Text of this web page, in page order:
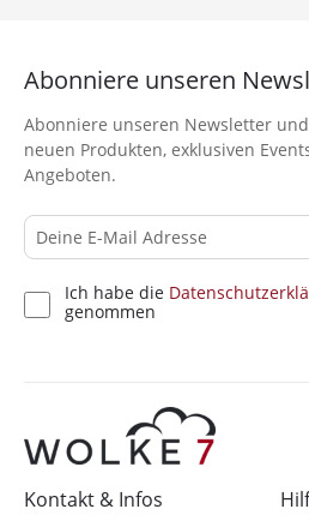
Kontakt & Infos
Abonniere unseren
Abonniere unseren Newsletter
neuen Produkten, exklusiven
Angeboten.
Ich habe die
genommen